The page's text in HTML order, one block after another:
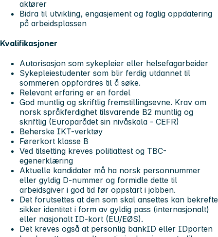
aktører
Bidra til utvikling, engasjement og faglig oppdatering
på arbeidsplassen
Kvalifikasjoner
Autorisasjon som sykepleier eller helsefagarbeider
Sykepleiestudenter som blir ferdig utdannet til
sommeren oppfordres til å søke.
Relevant erfaring er en fordel
God muntlig og skriftlig fremstillingsevne. Krav om
norsk språkferdighet tilsvarende B2 muntlig og
skriftlig (Europarådet sin nivåskala - CEFR)
Beherske IKT-verktøy
Førerkort klasse B
Ved tilsetting kreves politiattest og TBC-
egenerklæring
Aktuelle kandidater må ha norsk personnummer
eller gyldig D-nummer og formidle dette til
arbeidsgiver i god tid før oppstart i jobben.
Det forutsettes at den som skal ansettes kan bekrefte
sikker identitet i form av gyldig pass (internasjonalt)
eller nasjonalt ID-kort (EU/EØS).
Det kreves også at personlig bankID eller IDporten